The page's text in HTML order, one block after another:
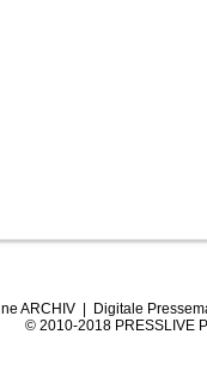
ARCHIV| Digitale
© 2010-2018 PRESSLIVE